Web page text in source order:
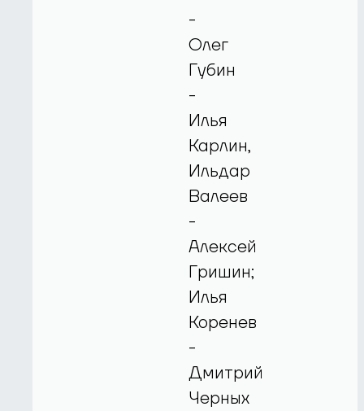
-
Олег
Губин
-
Илья
Карлин,
Ильдар
Валеев
-
Алексей
Гришин;
Илья
Коренев
-
Дмитрий
Черных